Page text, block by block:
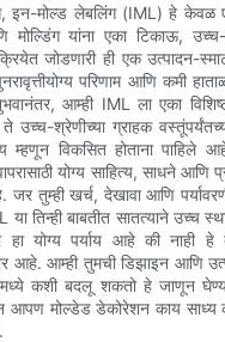
इन-मोल्ड लेबलिंग (IML) हे केवळ
यांना एका टिकाऊ, उच्च-
जोडणारी ही एक उत्पादन-
परिणाम आणि कमी
आम्ही IML ला एका
श्रेणीच्या ग्राहक वस्तूंपर्यंतच्या
म्हणून विकसित होताना पाहिले
योग्य साहित्य, साधने आणि
तुम्ही खर्च, देखावा आणि
तिन्ही बाबतीत सातत्याने उच्च
हा योग्य पर्याय आहे की नाही हे
आहे. आम्ही तुमची डिझाइन आणि
कशी बदलू शकतो हे जाणून
आपण मोल्डेड डेकोरेशन काय साध्य